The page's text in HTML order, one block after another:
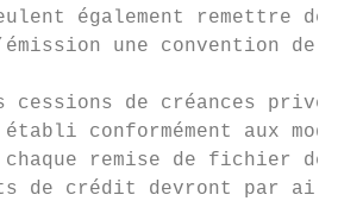
également remettre
une convention de
cessions de créances
conformément aux
chaque remise de fichier
de crédit devront par